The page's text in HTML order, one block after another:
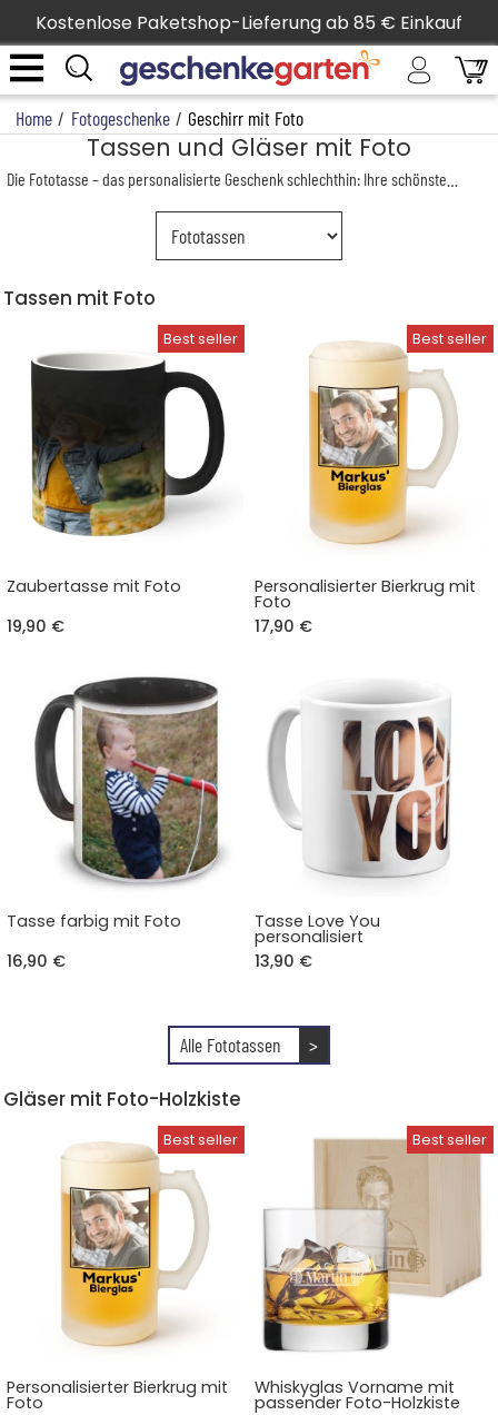
Kostenlose Paketshop-Lieferung ab 85 € Einkauf
Home / Fotogeschenke / Geschirr mit Foto
Tassen und Gläser mit Foto
Tassen mit Foto
Zaubertasse mit Foto
19,90 €
Personalisierter Bierkrug mit
Foto
17,90 €
Tasse farbig mit Foto
16,90 €
Tasse Love You
personalisiert
13,90 €
Alle Fototassen >
Gläser mit Foto-Holzkiste
Personalisierter Bierkrug mit
Foto
Whiskyglas Vorname mit
passender Foto-Holzkiste